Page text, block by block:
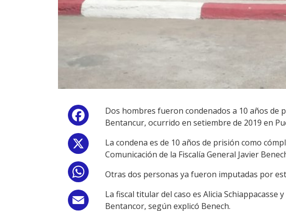
Facebook
WhatsApp
Email
Dos hombres fueron condenados a 10 años de
Bentancur, ocurrido en setiembre de 2019 en
La condena es de 10 años de prisión como
Comunicación de la Fiscalía General Javier
Otras dos personas ya fueron imputadas por
La fiscal titular del caso es Alicia
Bentancor, según explicó Benech.